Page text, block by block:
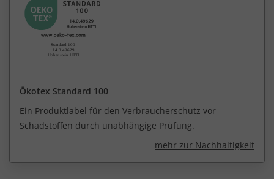
Ökotex Standard 100
Ein Produktlabel für den Verbraucherschutz vor
Schadstoffen durch unabhängige Prüfung.
mehr zur Nachhaltigkeit